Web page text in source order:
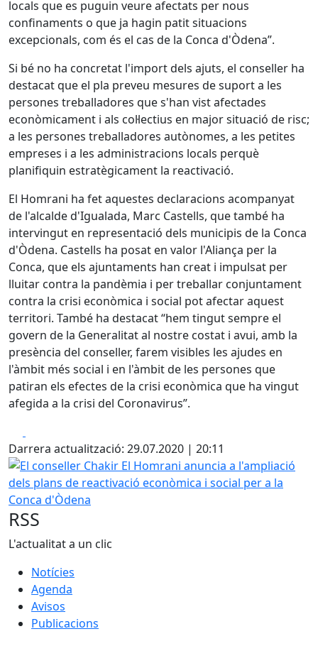
locals que es puguin veure afectats per nous
confinaments o que ja hagin patit situacions
excepcionals, com és el cas de la Conca d'Òdena”.
Si bé no ha concretat l'import dels ajuts, el conseller ha
destacat que el pla preveu mesures de suport a les
persones treballadores que s'han vist afectades
econòmicament i als col·lectius en major situació de risc;
a les persones treballadores autònomes, a les petites
empreses i a les administracions locals perquè
planifiquin estratègicament la reactivació.
El Homrani ha fet aquestes declaracions acompanyat
de l'alcalde d'Igualada, Marc Castells, que també ha
intervingut en representació dels municipis de la Conca
d'Òdena. Castells ha posat en valor l'Aliança per la
Conca, que els ajuntaments han creat i impulsat per
lluitar contra la pandèmia i per treballar conjuntament
contra la crisi econòmica i social pot afectar aquest
territori. També ha destacat “hem tingut sempre el
govern de la Generalitat al nostre costat i avui, amb la
presència del conseller, farem visibles les ajudes en
l'àmbit més social i en l'àmbit de les persones que
patiran els efectes de la crisi econòmica que ha vingut
afegida a la crisi del Coronavirus”.
Darrera actualització: 29.07.2020 | 20:11
El conseller Chakir El Homrani anuncia a l'ampliació
RSS
L'actualitat a un clic
Notícies
Agenda
Avisos
Publicacions